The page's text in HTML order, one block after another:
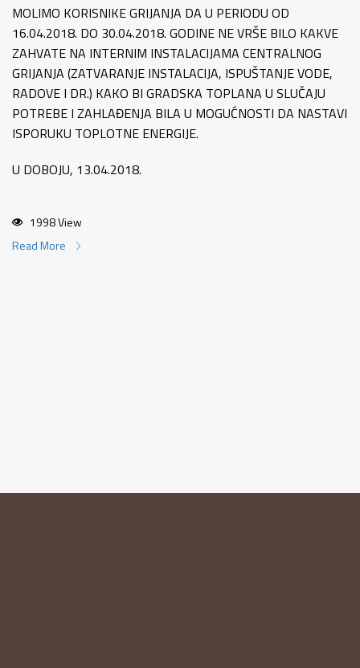
MOLIMO KORISNIKE GRIJANJA DA U PERIODU OD
16.04.2018. DO 30.04.2018. GODINE NE VRŠE BILO KAKVE
ZAHVATE NA INTERNIM INSTALACIJAMA CENTRALNOG
GRIJANJA (ZATVARANJE INSTALACIJA, ISPUŠTANJE VODE,
RADOVE I DR.) KAKO BI GRADSKA TOPLANA U SLUČAJU
POTREBE I ZAHLAĐENJA BILA U MOGUĆNOSTI DA NASTAVI
ISPORUKU TOPLOTNE ENERGIJE.
U DOBOJU, 13.04.2018.
1998 View
Read More